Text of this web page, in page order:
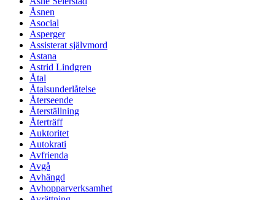
Åsnen
Asocial
Asperger
Assisterat självmord
Astana
Astrid Lindgren
Åtal
Åtalsunderlåtelse
Återseende
Återställning
Återträff
Auktoritet
Autokrati
Avfrienda
Avgå
Avhängd
Avhopparverksamhet